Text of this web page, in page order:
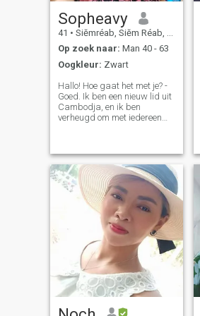
Sopheavy
41 • Siĕmréab, Siĕm Réab, Cambodja
Op zoek naar: Man 40 - 63
Oogkleur: Zwart
Hallo! Hoe gaat het met je? -
Goed. Ik ben een nieuw lid uit
Cambodja, en ik ben
verheugd om met iedereen
zachtaardige, goedhartige
vrouw die anderen altijd met
respect behandelt. I love
spreading joy and laughter
wherever I gowhether
through lighthearted
conversations, humor, or
simply sharing smiles. Ik
ben dol op het verspreiden
van vreugde en gelach waar
ik Van nature streef ik
ernaar om degenen om me
heen gelukkig en op hun
gemak te laten voelen.
Professionele, ik run a small